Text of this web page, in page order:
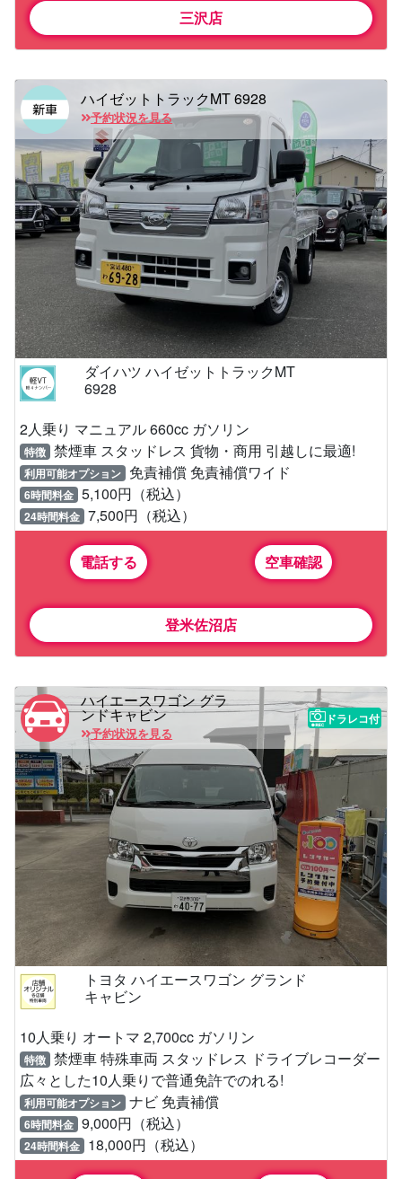
三沢店
ハイゼットトラックMT 6928
予約状況を見る
ダイハツ ハイゼットトラックMT
6928
2人乗り マニュアル 660cc ガソリン
特徴 禁煙車 スタッドレス 貨物・商用 引越しに最適!
利用可能オプション 免責補償 免責補償ワイド
6時間料金 5,100円（税込）
24時間料金 7,500円（税込）
電話する 空車確認
登米佐沼店
ハイエースワゴン グラ
ンドキャビン
予約状況を見る
ドラレコ付
トヨタ ハイエースワゴン グランド
キャビン
10人乗り オートマ 2,700cc ガソリン
特徴 禁煙車 特殊車両 スタッドレス ドライブレコーダー
広々とした10人乗りで普通免許でのれる!
利用可能オプション ナビ 免責補償
6時間料金 9,000円（税込）
24時間料金 18,000円（税込）